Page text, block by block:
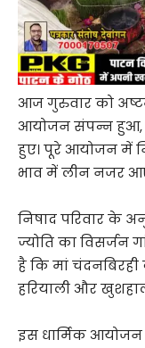
आज गुरुवार को
आयोजन संपन्न हुआ,
हुए। पूरे आयोजन में
भाव में लीन नजर
निषाद परिवार के
ज्योति का विसर्जन
है कि मां
हरियाली और
इस धार्मिक